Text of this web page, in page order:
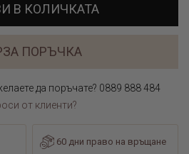
В КОЛИЧКАТА
ПОРЪЧКА
да поръчате? 0889 888 484
от клиенти?
60 дни право на връщане